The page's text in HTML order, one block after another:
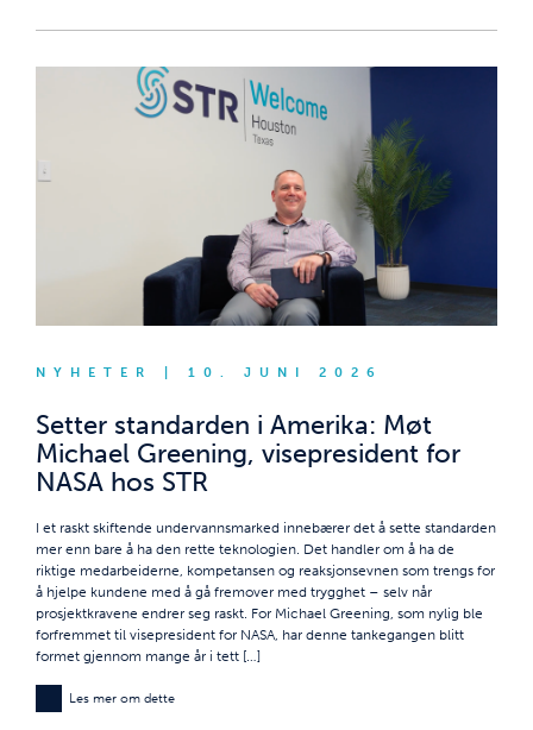
NYHETER | 10. JUNI 2026
Setter standarden i Amerika: Møt
Michael Greening, visepresident for
NASA hos STR
I et raskt skiftende undervannsmarked innebærer det å sette standarden
mer enn bare å ha den rette teknologien. Det handler om å ha de
riktige medarbeiderne, kompetansen og reaksjonsevnen som trengs for
å hjelpe kundene med å gå fremover med trygghet – selv når
prosjektkravene endrer seg raskt. For Michael Greening, som nylig ble
forfremmet til visepresident for NASA, har denne tankegangen blitt
formet gjennom mange år i tett […]
Les mer om dette